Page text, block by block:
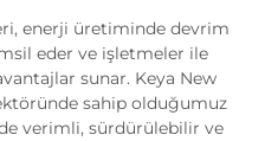
enerji üretiminde devrim
eder ve işletmeler ile
sunar. Keya New
sahip olduğumuz
verimli, sürdürülebilir ve